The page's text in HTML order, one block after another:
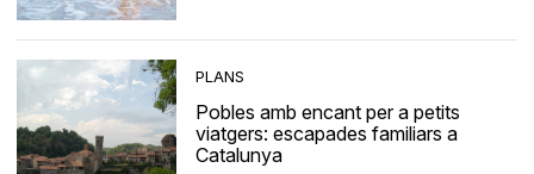
PLANS
Pobles amb encant per a petits
viatgers: escapades familiars a
Catalunya